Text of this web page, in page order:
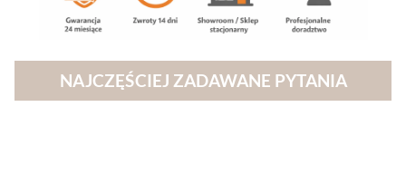
NAJCZĘŚCIEJ ZADAWANE PYTANIA